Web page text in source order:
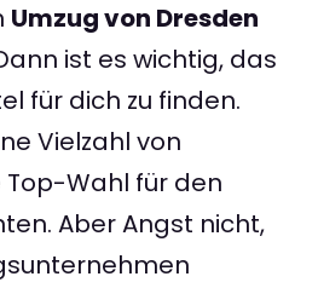
Umzug von Dresden
ist es wichtig, das
für dich zu finden.
Vielzahl von
Top-Wahl für den
Aber Angst nicht,